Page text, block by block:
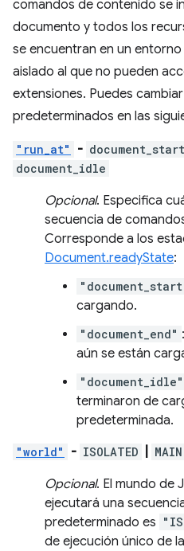
comandos de contenido se
documento y todos los
se encuentran en un
aislado al que no pueden
extensiones. Puedes
predeterminados en las
"run_at" - document_start
document_idle
Opcional. Especifica
secuencia de
Corresponde a los
Document.readyState:
cargando.
"document_end"
aún se están
"document_idle"
terminaron de
predeterminada.
"world" - ISOLATED MAIN
Opcional. El mundo de
ejecutará una
predeterminado es
de ejecución único de